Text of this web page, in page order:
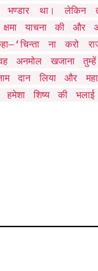
था। लेकिन
याचना की और
ना
अनमोल खजाना
लिया और
शिष्य की